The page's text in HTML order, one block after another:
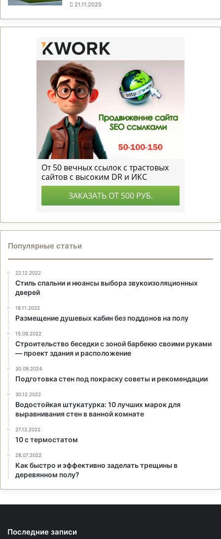
21.11.2025
Популярные статьи
22.12.2022
Стиль спальни и нюансы выбора звукоизоляционных
дверей
18.11.2022
Размещение душевых кабин без поддонов на полу
15.09.2022
Строительство беседки с зоной барбекю своими руками
— проект здания и расположение
30.09.2024
Подготовка стен под покраску советы и рекомендации
30.12.2022
Водостойкая штукатурка: 10 лучших марок для
выравнивания стен в ванной комнате
27.12.2022
10 с термостатом
28.07.2022
Как быстро и эффективно заделать трещины в
деревянном полу?
Последние записи